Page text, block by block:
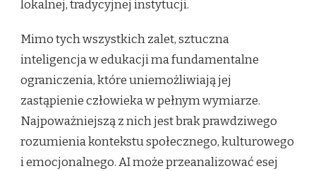
lokalnej, tradycyjnej instytucji.
Mimo tych wszystkich zalet, sztuczna
inteligencja w edukacji ma fundamentalne
ograniczenia, które uniemożliwiają jej
zastąpienie człowieka w pełnym wymiarze.
Najpoważniejszą z nich jest brak prawdziwego
rozumienia kontekstu społecznego, kulturowego
i emocjonalnego. AI może przeanalizować esej